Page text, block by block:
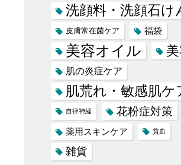
洗顔料・洗顔石け
皮膚常在菌ケア 福袋
美容オイル
肌の炎症ケア
肌荒れ・敏感肌ケ
自律神経 花粉症対策
薬用スキンケア 貧血
雑貨